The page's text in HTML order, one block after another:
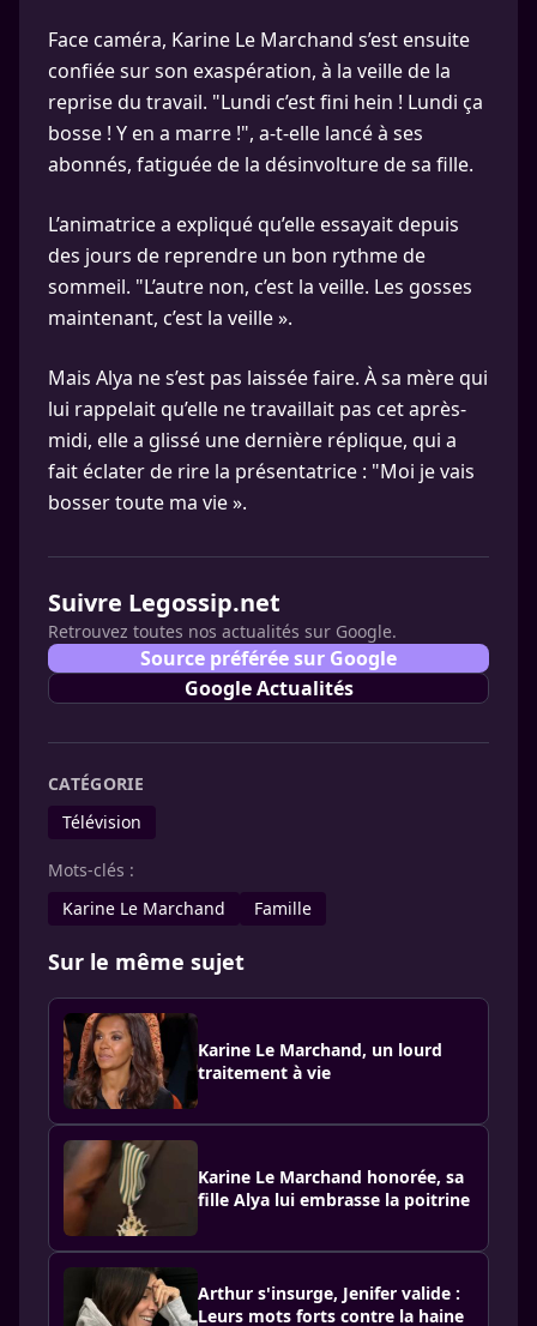
Face caméra, Karine Le Marchand s’est ensuite
confiée sur son exaspération, à la veille de la
reprise du travail. "Lundi c’est fini hein ! Lundi ça
bosse ! Y en a marre !", a-t-elle lancé à ses
abonnés, fatiguée de la désinvolture de sa fille.
L’animatrice a expliqué qu’elle essayait depuis
des jours de reprendre un bon rythme de
sommeil. "L’autre non, c’est la veille. Les gosses
maintenant, c’est la veille ».
Mais Alya ne s’est pas laissée faire. À sa mère qui
lui rappelait qu’elle ne travaillait pas cet après-
midi, elle a glissé une dernière réplique, qui a
fait éclater de rire la présentatrice : "Moi je vais
bosser toute ma vie ».
Suivre Legossip.net
Retrouvez toutes nos actualités sur Google.
Source préférée sur Google
Google Actualités
CATÉGORIE
Télévision
Mots-clés :
Karine Le Marchand
Famille
Sur le même sujet
Karine Le Marchand, un lourd
traitement à vie
Karine Le Marchand honorée, sa
fille Alya lui embrasse la poitrine
Arthur s'insurge, Jenifer valide :
Leurs mots forts contre la haine